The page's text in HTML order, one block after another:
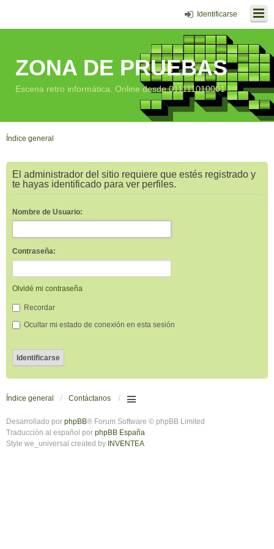
Identificarse
ZONA DE PRUEBAS
Escena retro informática. Online desde 011111010001
Índice general
El administrador del sitio requiere que estés registrado y
te hayas identificado para ver perfiles.
Nombre de Usuario:
Contraseña:
Olvidé mi contraseña
Recordar
Ocultar mi estado de conexión en esta sesión
Índice general Contáctanos
Desarrollado por phpBB® Forum Software © phpBB Limited
Traducción al español por phpBB España
Style we_universal created by INVENTEA